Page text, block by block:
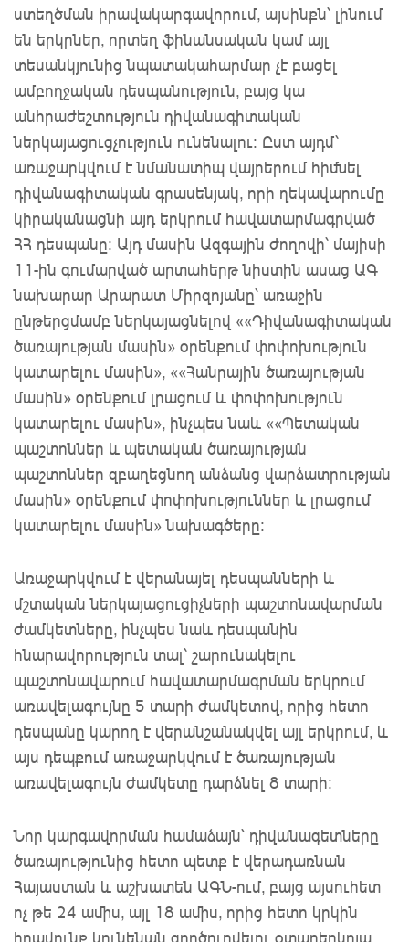
ստեղծման իրավակարգավորում, այսինքն՝ լինում
են երկրներ, որտեղ ֆինանսական կամ այլ
տեսանկյունից նպատակահարմար չէ բացել
ամբողջական դեսպանություն, բայց կա
անհրաժեշտություն դիվանագիտական
ներկայացուցչություն ունենալու: Ըստ այդմ՝
առաջարկվում է նմանատիպ վայրերում հիմնել
դիվանագիտական գրասենյակ, որի ղեկավարումը
կիրականացնի այդ երկրում հավատարմագրված
ՀՀ դեսպանը: Այդ մասին Ազգային ժողովի՝ մայիսի
11-ին գումարված արտահերթ նիստին ասաց ԱԳ
նախարար Արարատ Միրզոյանը՝ առաջին
ընթերցմամբ ներկայացնելով ««Դիվանագիտական
ծառայության մասին» օրենքում փոփոխություն
կատարելու մասին», ««Հանրային ծառայության
մասին» օրենքում լրացում և փոփոխություն
կատարելու մասին», ինչպես նաև ««Պետական
պաշտոններ և պետական ծառայության
պաշտոններ զբաղեցնող անձանց վարձատրության
մասին» օրենքում փոփոխություններ և լրացում
կատարելու մասին» նախագծերը:
Առաջարկվում է վերանայել դեսպանների և
մշտական ներկայացուցիչների պաշտոնավարման
ժամկետները, ինչպես նաև դեսպանին
հնարավորություն տալ՝ շարունակելու
պաշտոնավարում հավատարմագրման երկրում
առավելագույնը 5 տարի ժամկետով, որից հետո
դեսպանը կարող է վերանշանակվել այլ երկրում, և
այս դեպքում առաջարկվում է ծառայության
առավելագույն ժամկետը դարձնել 8 տարի:
Նոր կարգավորման համաձայն՝ դիվանագետները
ծառայությունից հետո պետք է վերադառնան
Հայաստան և աշխատեն ԱԳՆ-ում, բայց այսուհետ
ոչ թե 24 ամիս, այլ 18 ամիս, որից հետո կրկին
իրավունք կունենան գործուղվելու օտարերկրյա